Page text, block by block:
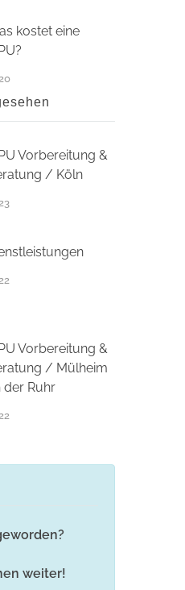
kostet eine
Vorbereitung &
/ Köln
Vorbereitung &
/ Mülheim
der Ruhr
weiter!